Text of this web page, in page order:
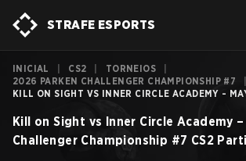
STRAFE ESPORTS
INICIAL CS2 TORNEIOS
2026 PARKEN CHALLENGER CHAMPIONSHIP #7
KILL ON SIGHT VS INNER CIRCLE ACADEMY -
Kill on Sight vs Inner Circle Academy –
Challenger Championship #7 CS2